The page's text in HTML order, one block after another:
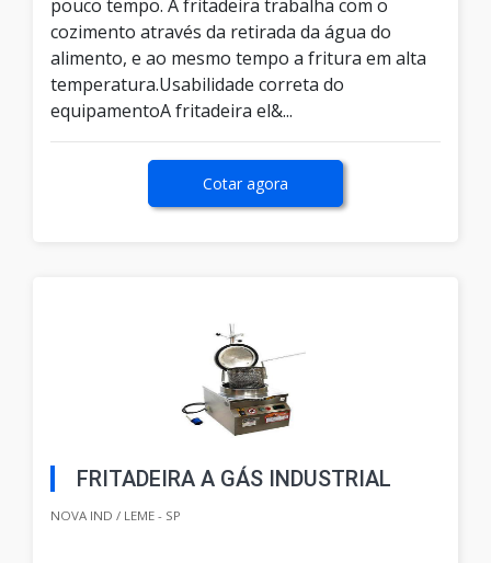
pouco tempo. A fritadeira trabalha com o
cozimento através da retirada da água do
alimento, e ao mesmo tempo a fritura em alta
temperatura.Usabilidade correta do
equipamentoA fritadeira el&...
Cotar agora
FRITADEIRA A GÁS INDUSTRIAL
NOVA IND / LEME - SP